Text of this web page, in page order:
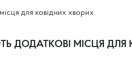
для ковідних хворих
ДОДАТКОВІ МІСЦЯ ДЛЯ